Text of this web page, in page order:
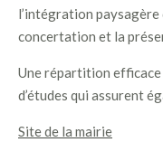
l’intégration paysagère
concertation et la
Une répartition efficace
d’études qui assurent
Site de la mairie